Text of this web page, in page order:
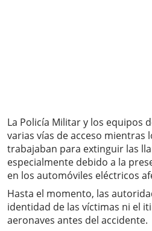
La Policía Militar y los equipos
varias vías de acceso mientras
trabajaban para extinguir las
especialmente debido a la
en los automóviles eléctricos
Hasta el momento, las
identidad de las víctimas ni el
aeronaves antes del accidente.